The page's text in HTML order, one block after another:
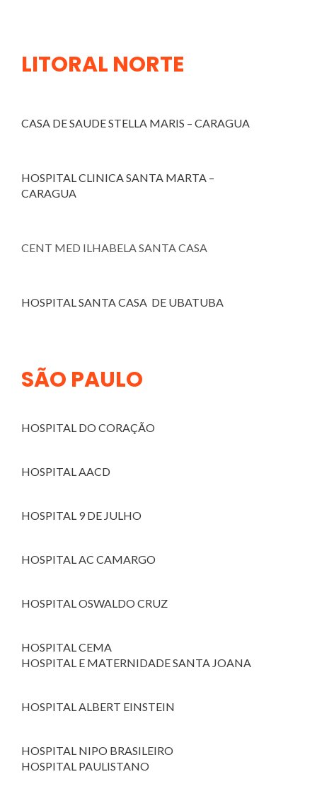
LITORAL NORTE
CASA DE SAUDE STELLA MARIS – CARAGUA
HOSPITAL CLINICA SANTA MARTA –
CARAGUA
CENT MED ILHABELA SANTA CASA
HOSPITAL SANTA CASA DE UBATUBA
SÃO PAULO
HOSPITAL DO CORAÇÃO
HOSPITAL AACD
HOSPITAL 9 DE JULHO
HOSPITAL AC CAMARGO
HOSPITAL OSWALDO CRUZ
HOSPITAL CEMA
HOSPITAL E MATERNIDADE SANTA JOANA
HOSPITAL ALBERT EINSTEIN
HOSPITAL NIPO BRASILEIRO
HOSPITAL PAULISTANO